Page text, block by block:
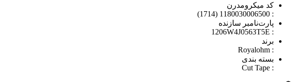
کد میکرومدرن
:
1180030006500 (1714)
پارت‌نامبر سازنده
:
1206W4J0563T5E
برند
:
Royalohm
بسته بندی
:
Cut Tape